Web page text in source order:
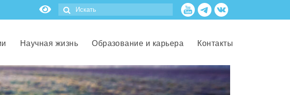
Научная жизнь Образование и карьера Контакты